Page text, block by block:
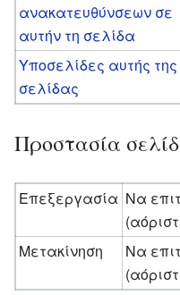
ανακατευθύνσεων σε
αυτήν τη σελίδα
Υποσελίδες αυτής της
σελίδας
Προστασία
Επεξεργασία Να
Μετακίνηση
Να